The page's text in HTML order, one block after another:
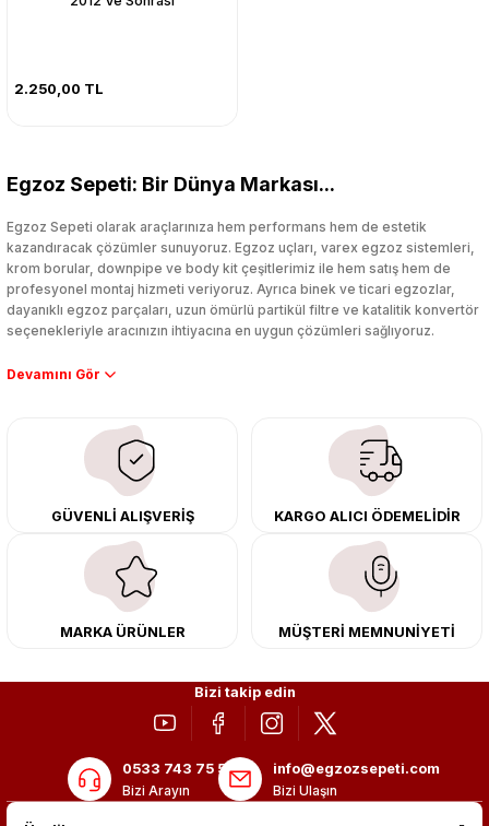
2.250,00 TL
Egzoz Sepeti: Bir Dünya Markası...
Egzoz Sepeti olarak araçlarınıza hem performans hem de estetik
kazandıracak çözümler sunuyoruz. Egzoz uçları, varex egzoz sistemleri,
krom borular, downpipe ve body kit çeşitlerimiz ile hem satış hem de
profesyonel montaj hizmeti veriyoruz. Ayrıca binek ve ticari egzozlar,
dayanıklı egzoz parçaları, uzun ömürlü partikül filtre ve katalitik konvertör
seçenekleriyle aracınızın ihtiyacına en uygun çözümleri sağlıyoruz.
Performans artışı isteyen sürücüler için özel performans egzozları ve
çıkma orijinal ürünler ile yenileyebilir, body kit uygulamalarıyla aracınızın
tasarımını ve aerodinamisini üst seviyeye taşıyabilirsiniz.
Tüm ürünlerimiz orijinal, dayanıklı ve uzun ömürlüdür. İstanbul’daki montaj
merkezimizde profesyonel montaj yapıyor, Türkiye’nin her yerine güvenli
kargo ile teslimat gerçekleştiriyoruz. Aracınıza değer katmak için doğru
adres: Egzoz Sepeti.
GÜVENLİ ALIŞVERİŞ KARGO ALICI ÖDEMELİDİR
MARKA ÜRÜNLER MÜŞTERİ MEMNUNİYETİ
Bizi takip edin
0533 743 75 56
Bizi Arayın
info@egzozsepeti.com
Bizi Ulaşın